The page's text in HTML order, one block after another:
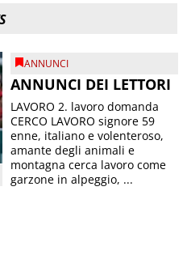
ANNUNCI
ANNUNCI DEI LETTORI
LAVORO 2. lavoro domanda
CERCO LAVORO signore 59
enne, italiano e volenteroso,
amante degli animali e
montagna cerca lavoro come
garzone in alpeggio, ...